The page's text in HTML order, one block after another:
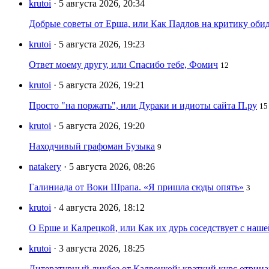
krutoi · 5 августа 2026, 20:34
Добрые советы от Ерша, или Как Падлов на критику
krutoi · 5 августа 2026, 19:23
Ответ моему другу, или Спасибо тебе, Фомич 12
krutoi · 5 августа 2026, 19:21
Просто "на поржать", или Дураки и идиоты сайта П.ру 15
krutoi · 5 августа 2026, 19:20
Находчивый графоман Бузыка 9
natakery · 5 августа 2026, 08:26
Галиниада от Воки Шрапа. «Я пришла сюды опять» 3
krutoi · 4 августа 2026, 18:12
О Ерше и Калрецкой, или Как их дурь соседствует с
krutoi · 3 августа 2026, 18:25